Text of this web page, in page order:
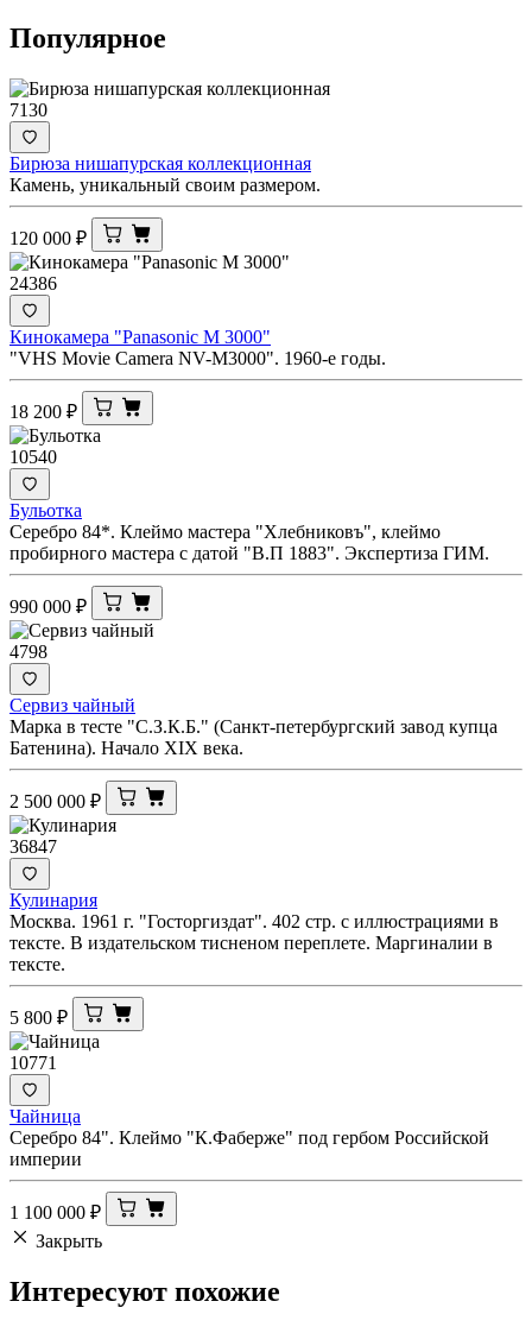
Популярное
7130
Бирюза нишапурская коллекционная
Камень, уникальный своим размером.
120 000 ₽
24386
Кинокамера "Panasonic M 3000"
"VHS Movie Camera NV-M3000". 1960-е годы.
18 200 ₽
10540
Бульотка
Серебро 84*. Клеймо мастера "Хлебниковъ", клеймо
пробирного мастера с датой "В.П 1883". Экспертиза ГИМ.
990 000 ₽
4798
Сервиз чайный
Марка в тесте "С.З.К.Б." (Санкт-петербургский завод купца
Батенина). Начало XIX века.
2 500 000 ₽
36847
Кулинария
Москва. 1961 г. "Госторгиздат". 402 стр. с иллюстрациями в
тексте. В издательском тисненом переплете. Маргиналии в
тексте.
5 800 ₽
10771
Чайница
Серебро 84". Клеймо "К.Фаберже" под гербом Российской
империи
1 100 000 ₽
Закрыть
Интересуют похожие